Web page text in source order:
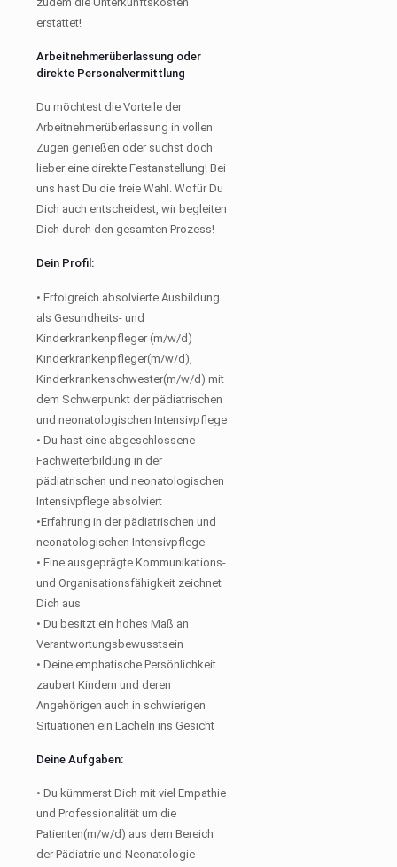
erstattet!
Arbeitnehmerüberlassung oder
direkte Personalvermittlung
Du möchtest die Vorteile der
Arbeitnehmerüberlassung in vollen
Zügen genießen oder suchst doch
lieber eine direkte Festanstellung! Bei
uns hast Du die freie Wahl. Wofür Du
Dich auch entscheidest, wir begleiten
Dich durch den gesamten Prozess!
Dein Profil:
• Erfolgreich absolvierte Ausbildung
als Gesundheits- und
Kinderkrankenpfleger (m/w/d)
Kinderkrankenpfleger(m/w/d),
Kinderkrankenschwester(m/w/d) mit
dem Schwerpunkt der pädiatrischen
und neonatologischen Intensivpflege
• Du hast eine abgeschlossene
Fachweiterbildung in der
pädiatrischen und neonatologischen
Intensivpflege absolviert
•Erfahrung in der pädiatrischen und
neonatologischen Intensivpflege
• Eine ausgeprägte Kommunikations-
und Organisationsfähigkeit zeichnet
Dich aus
• Du besitzt ein hohes Maß an
Verantwortungsbewusstsein
• Deine emphatische Persönlichkeit
zaubert Kindern und deren
Angehörigen auch in schwierigen
Situationen ein Lächeln ins Gesicht
Deine Aufgaben:
• Du kümmerst Dich mit viel Empathie
und Professionalität um die
Patienten(m/w/d) aus dem Bereich
der Pädiatrie und Neonatologie